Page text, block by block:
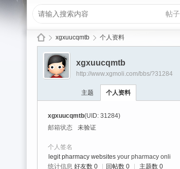
帖子
›
xgxuucqmtb 个人资料
xgxuucqmtb
http://www.xgmoli.com/bbs/?31284
主题 个人资料
xgxuucqmtb(UID: 31284)
邮箱状态
未验证
个人签名
legit pharmacy websites your pharmacy onli
统计信息 好友数 0 回帖数 0 主题数 0